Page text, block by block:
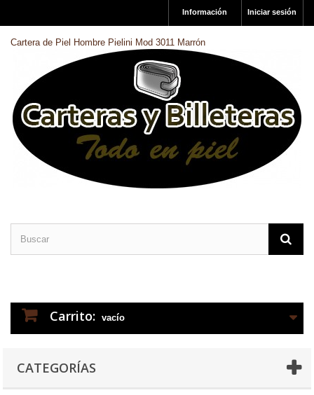
Iniciar sesión
Información
Cartera de Piel Hombre Pielini Mod 3011 Marrón
Carrito: vacío
CATEGORÍAS